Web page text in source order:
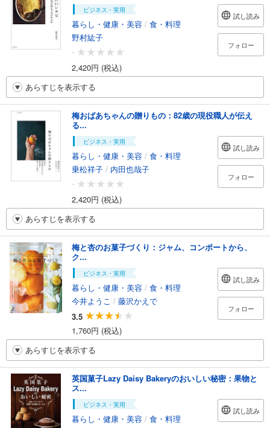
ビジネス・実用
暮らし・健康・美容 / 食・料理
野村紘子
-
2,420円 (税込)
試し読み
フォロー
あらすじを表示する
梅おばあちゃんの贈りもの：82歳の現役職人が伝え
る...
ビジネス・実用
暮らし・健康・美容 / 食・料理
乗松祥子 / 内田也哉子
-
2,420円 (税込)
試し読み
フォロー
あらすじを表示する
梅と杏のお菓子づくり：ジャム、コンポートから、
ク...
ビジネス・実用
暮らし・健康・美容 / 食・料理
今井ようこ / 藤沢かえで
3.5
1,760円 (税込)
試し読み
フォロー
あらすじを表示する
英国菓子Lazy Daisy Bakeryのおいしい秘密：果物と
ス...
ビジネス・実用
暮らし・健康・美容 / 食・料理
試し読み